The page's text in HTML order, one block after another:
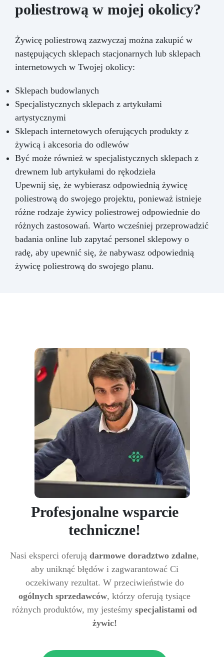
poliestrową w mojej okolicy?
Żywicę poliestrową zazwyczaj można zakupić w
następujących sklepach stacjonarnych lub sklepach
internetowych w Twojej okolicy:
Sklepach budowlanych
Specjalistycznych sklepach z artykułami
artystycznymi
Sklepach internetowych oferujących produkty z
żywicą i akcesoria do odlewów
Być może również w specjalistycznych sklepach z
drewnem lub artykułami do rękodzieła
Upewnij się, że wybierasz odpowiednią żywicę
poliestrową do swojego projektu, ponieważ istnieje
różne rodzaje żywicy poliestrowej odpowiednie do
różnych zastosowań. Warto wcześniej przeprowadzić
badania online lub zapytać personel sklepowy o
radę, aby upewnić się, że nabywasz odpowiednią
żywicę poliestrową do swojego planu.
Profesjonalne wsparcie
techniczne!
Nasi eksperci oferują darmowe doradztwo zdalne,
aby uniknąć błędów i zagwarantować Ci
oczekiwany rezultat. W przeciwieństwie do
ogólnych sprzedawców, którzy oferują tysiące
różnych produktów, my jesteśmy specjalistami od
żywic!